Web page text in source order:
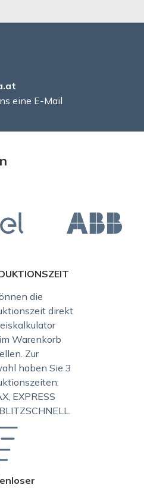
eine E-Mail
die
direkt
Warenkorb
Zur
haben Sie 3
EXPRESS